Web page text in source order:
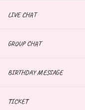
LIVE CHAT
GROUP CHAT
BIRTHDAY MESSAGE
TICKET